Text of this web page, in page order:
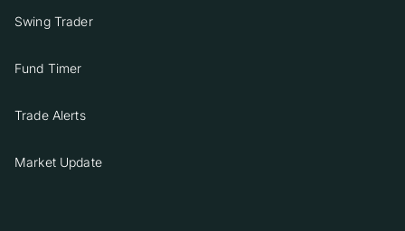
Swing Trader
Fund Timer
Trade Alerts
Market Update